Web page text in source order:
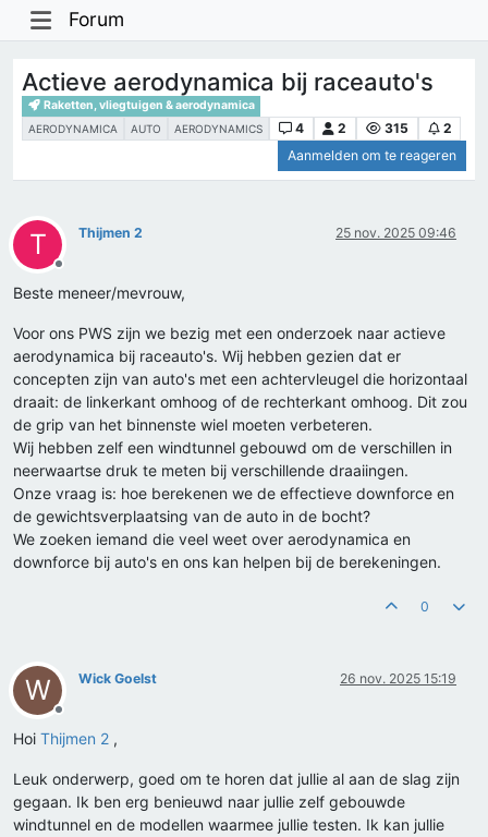
Forum
Actieve aerodynamica bij raceauto's
Raketten, vliegtuigen & aerodynamica
AERODYNAMICA AUTO AERODYNAMICS 4 2 315
2
Aanmelden om te reageren
T
Offline
Thijmen 2 25 nov. 2025 09:46
Beste meneer/mevrouw,
Voor ons PWS zijn we bezig met een onderzoek naar actieve
aerodynamica bij raceauto's. Wij hebben gezien dat er
concepten zijn van auto's met een achtervleugel die horizontaal
draait: de linkerkant omhoog of de rechterkant omhoog. Dit zou
de grip van het binnenste wiel moeten verbeteren.
Wij hebben zelf een windtunnel gebouwd om de verschillen in
neerwaartse druk te meten bij verschillende draaiingen.
Onze vraag is: hoe berekenen we de effectieve downforce en
de gewichtsverplaatsing van de auto in de bocht?
We zoeken iemand die veel weet over aerodynamica en
downforce bij auto's en ons kan helpen bij de berekeningen.
0
W
Offline
Wick Goelst 26 nov. 2025 15:19
Hoi Thijmen 2 ,
Leuk onderwerp, goed om te horen dat jullie al aan de slag zijn
gegaan. Ik ben erg benieuwd naar jullie zelf gebouwde
windtunnel en de modellen waarmee jullie testen. Ik kan jullie